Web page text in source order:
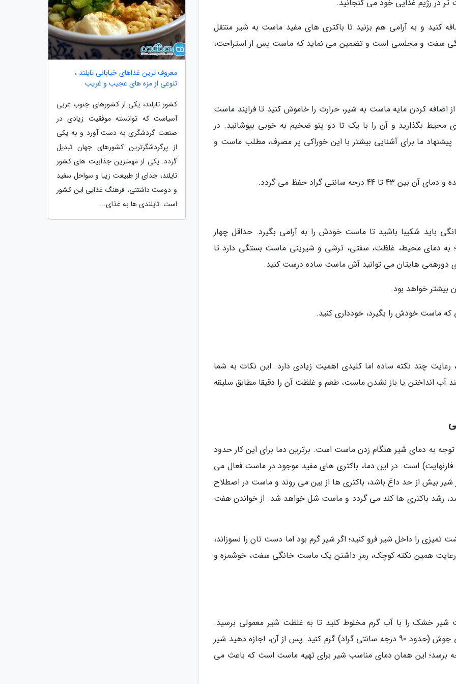
در رژیم غذایی خود می گنجانید.
کنید و به آرامی هم بزنید تا باکتری های مفید ماست به شیر منتقل
سفت و مجلسی است و تضمین می نماید که ماست پس از استراحت،
اضافه کردن مایه ماست به شیر، حرارت را خاموش کنید تا فرایند ماست
محیط بگذارید و آن را با یک تا دو پتو ضخیم به خوبی بپوشانید. در
ما برای آشنایی بیشتر با این خوراکی پر مصرف، مطلب ماست و
سانتی گراد حفظ می گردد.
باید شکیبا باشید تا ماست خودش را به آرامی بگیرد. حداقل چهار
به دمای محیط، غلظت، سفتی، ترشی و شیرینی ماست بستگی دارد تا
دورهمی هایتان می توانید آش ماست ساده درست کنید.
چند نکته ساده اما کلیدی اهمیت زیادی دارد. این نکات به شما
آب انداختن یا باز نشدن ماست، طعم و غلظت آن را دقیقا مطابق سلیقه
به دمای شیر هنگام زدن ماست است. برترین دما برای این کار حدود
سانتی گراد (معادل 110 تا 115 درجه فارنهایت) است. در این دما، باکتری های مفید موجود در ماست فعال می
شیر بیش از حد داغ باشد، باکتری ها از بین می روند و ماست در اصطلاح
رشد باکتری ها کند می گردد و ماست شل خواهد شد. از خواندن هفت
را داخل شیر فرو کنید؛ اگر شیر گرم بود اما دست تان را نسوزاند،
رعایت همین نکته کوچک، رمز داشتن یک ماست خانگی سفت، خوشمزه و
خشک را با آب گرم مخلوط کنید تا به غلظت شیر معمولی برسید.
سپس مخلوط را روی حرارت قرار دهید و تا نزدیکی جوش (حدود 90 درجه سانتی گراد) گرم کنید. پس از آن، اجازه دهید شیر
گردد و دمای آن به حدود 43 تا 45 درجه برسد؛ این همان دمای مناسب شیر برای تهیه ماست است که باعث می
معروف ترین غذاهای خیابانی تایلند ،
تنوعی از مزه های عجیب و غریب
کشور تایلند، یکی از کشورهای جنوب غربی
آسیاست که توانسته موفقیت زیادی در
صنعت گردشگری به دست آورد و به یکی
از پرگردشگرترین کشورهای جهان تبدیل
گردد. یکی از مهمترین جذابیت های کشور
تایلند، جدای از طبیعت زیبا و سواحل سفید
و دوست داشتنی، فرهنگ غذایی این کشور
است. تایلندی ها به غذای...